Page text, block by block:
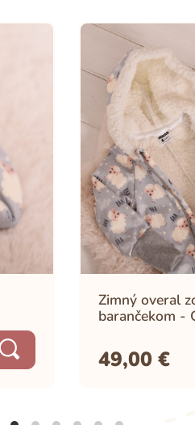
Zimný overal
barančekom -
49,00 €